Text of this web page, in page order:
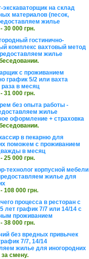
экскаваторщик на склад
материалов (песок,
жилье
30 000 грн.
гостинично-
комплекс вахтовый метод
жилье
с проживанием
график 5/2 или вахта
в месяц
31 000 грн.
без опыта работы -
жилье
оформление + страховка
в пекарню для
поможем с проживанием
в месяц
25 000 грн.
технолог корпусной мебели
жилье для
108 000 грн.
процесса в ресторан с
лет график 7/7 или 14/14 с
проживанием
38 000 грн.
без вредных привычек
7/7, 14/14
жилье для иногородних
за смену.